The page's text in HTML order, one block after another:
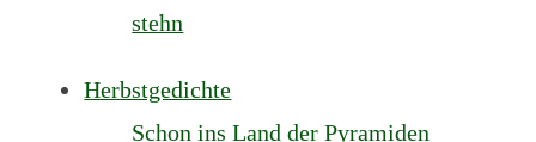
stehn
Herbstgedichte
Schon ins Land der Pyramiden